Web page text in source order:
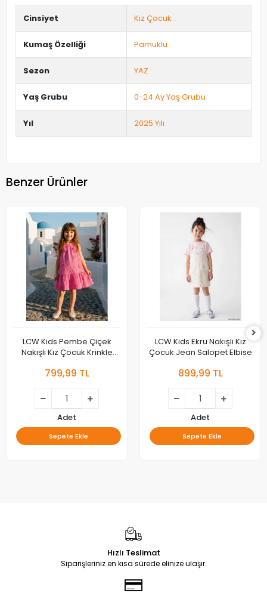
Cinsiyet Kız Çocuk
Kumaş Özelliği Pamuklu
Sezon YAZ
Yaş Grubu 0-24 Ay Yaş Grubu
Yıl 2025 Yılı
Benzer Ürünler
LCW Kids Pembe Çiçek
Nakışlı Kız Çocuk Krinkle
799,99 TL
Adet
Sepete Ekle
LCW Kids Ekru Nakışlı Kız
Çocuk Jean Salopet Elbise
899,99 TL
Adet
Sepete Ekle
Hızlı Teslimat
Siparişleriniz en kısa sürede elinize ulaşır.